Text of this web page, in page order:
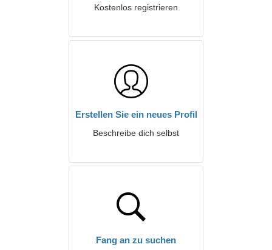
Kostenlos registrieren
Erstellen Sie ein neues Profil
Beschreibe dich selbst
Fang an zu suchen